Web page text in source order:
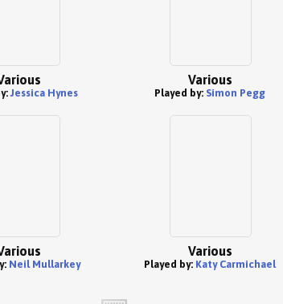
Jessica Hynes
Various
Played by: Simon Pegg
Neil Mullarkey
Various
Played by: Katy Carmichael